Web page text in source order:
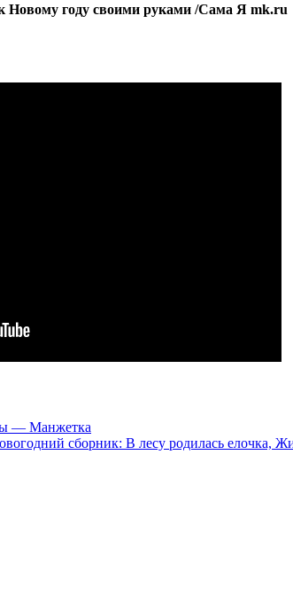
Новому году своими руками /Сама Я mk.ru
— Манжетка
сборник: В лесу родилась елочка,